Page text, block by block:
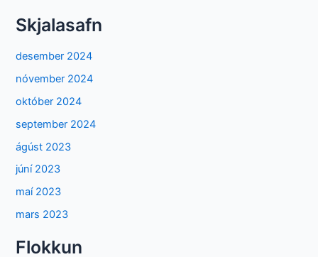
Skjalasafn
desember 2024
nóvember 2024
október 2024
september 2024
ágúst 2023
júní 2023
maí 2023
mars 2023
Flokkun